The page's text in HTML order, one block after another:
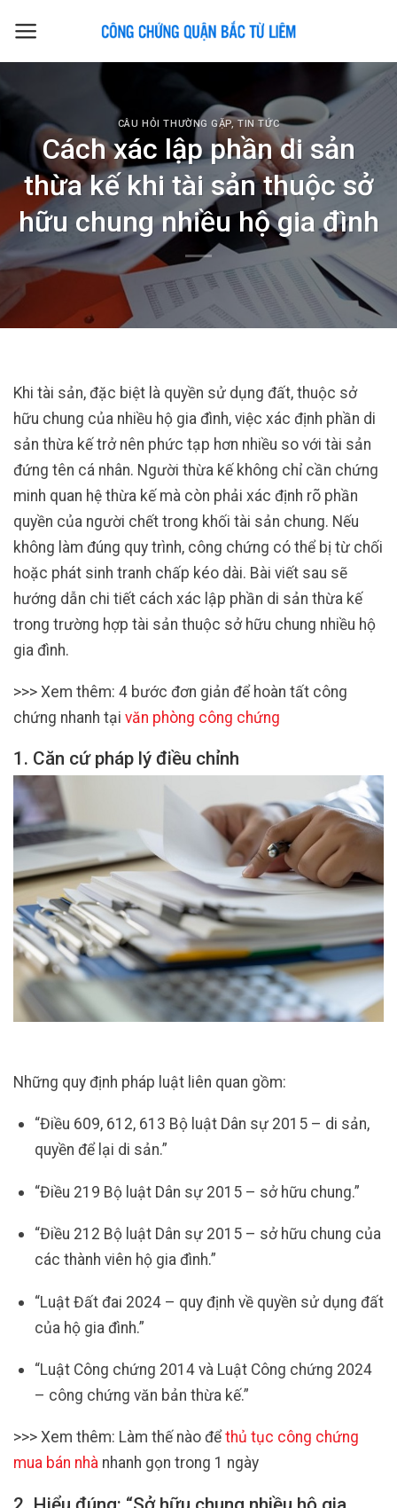
CÂU HỎI THƯỜNG GẶP,TIN TỨC
Cách xác lập phần di sản
thừa kế khi tài sản thuộc sở
hữu chung nhiều hộ gia đình
Khi tài sản, đặc biệt là quyền sử dụng đất, thuộc sở
hữu chung của nhiều hộ gia đình, việc xác định phần di
sản thừa kế trở nên phức tạp hơn nhiều so với tài sản
đứng tên cá nhân. Người thừa kế không chỉ cần chứng
minh quan hệ thừa kế mà còn phải xác định rõ phần
quyền của người chết trong khối tài sản chung. Nếu
không làm đúng quy trình, công chứng có thể bị từ chối
hoặc phát sinh tranh chấp kéo dài. Bài viết sau sẽ
hướng dẫn chi tiết cách xác lập phần di sản thừa kế
trong trường hợp tài sản thuộc sở hữu chung nhiều hộ
gia đình.
>>> Xem thêm: 4 bước đơn giản để hoàn tất công
chứng nhanh tại văn phòng công chứng
1. Căn cứ pháp lý điều chỉnh
Những quy định pháp luật liên quan gồm:
“Điều 609, 612, 613 Bộ luật Dân sự 2015 – di sản,
quyền để lại di sản.”
“Điều 219 Bộ luật Dân sự 2015 – sở hữu chung.”
“Điều 212 Bộ luật Dân sự 2015 – sở hữu chung của
các thành viên hộ gia đình.”
“Luật Đất đai 2024 – quy định về quyền sử dụng đất
của hộ gia đình.”
“Luật Công chứng 2014 và Luật Công chứng 2024
– công chứng văn bản thừa kế.”
>>> Xem thêm: Làm thế nào để thủ tục công chứng
mua bán nhà nhanh gọn trong 1 ngày